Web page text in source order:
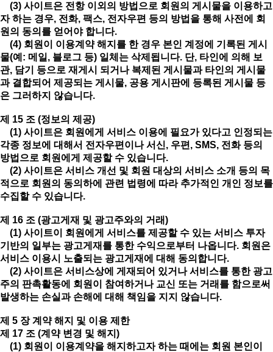
(3) 사이트은 전항 이외의 방법으로 회원의 게시물을 이용하고
자 하는 경우, 전화, 팩스, 전자우편 등의 방법을 통해 사전에 회
원의 동의를 얻어야 합니다.
(4) 회원이 이용계약 해지를 한 경우 본인 계정에 기록된 게시
물(예: 메일, 블로그 등) 일체는 삭제됩니다. 단, 타인에 의해 보
관, 담기 등으로 재게시 되거나 복제된 게시물과 타인의 게시물
과 결합되어 제공되는 게시물, 공용 게시판에 등록된 게시물 등
은 그러하지 않습니다.
제 15 조 (정보의 제공)
(1) 사이트은 회원에게 서비스 이용에 필요가 있다고 인정되는
각종 정보에 대해서 전자우편이나 서신, 우편, SMS, 전화 등의
방법으로 회원에게 제공할 수 있습니다.
(2) 사이트은 서비스 개선 및 회원 대상의 서비스 소개 등의 목
적으로 회원의 동의하에 관련 법령에 따라 추가적인 개인 정보를
수집할 수 있습니다.
제 16 조 (광고게재 및 광고주와의 거래)
(1) 사이트이 회원에게 서비스를 제공할 수 있는 서비스 투자
기반의 일부는 광고게재를 통한 수익으로부터 나옵니다. 회원은
서비스 이용시 노출되는 광고게재에 대해 동의합니다.
(2) 사이트은 서비스상에 게재되어 있거나 서비스를 통한 광고
주의 판촉활동에 회원이 참여하거나 교신 또는 거래를 함으로써
발생하는 손실과 손해에 대해 책임을 지지 않습니다.
제 5 장 계약 해지 및 이용 제한
제 17 조 (계약 변경 및 해지)
(1) 회원이 이용계약을 해지하고자 하는 때에는 회원 본인이